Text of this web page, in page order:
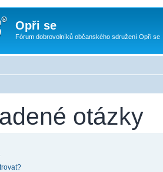
Opři se
Fórum dobrovolníků občanského sdružení Opři se
otázky